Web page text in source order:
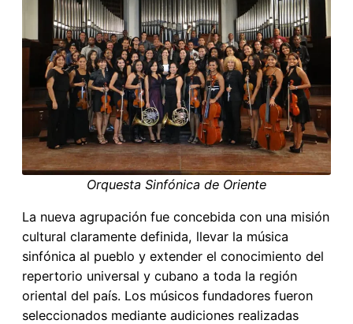
Orquesta Sinfónica de Oriente
La nueva agrupación fue concebida con una misión
cultural claramente definida, llevar la música
sinfónica al pueblo y extender el conocimiento del
repertorio universal y cubano a toda la región
oriental del país. Los músicos fundadores fueron
seleccionados mediante audiciones realizadas